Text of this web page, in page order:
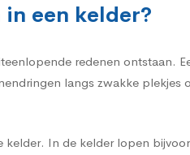
een kelder?
redenen ontstaan.
langs zwakke
kelder. In de kelder lopen